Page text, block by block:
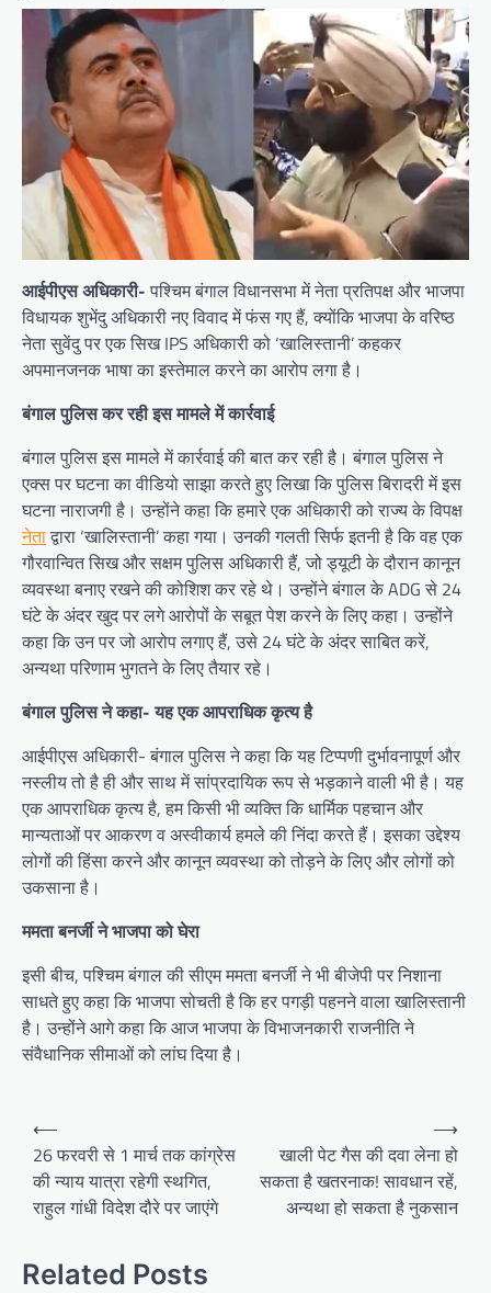
आईपीएस अधिकारी-पश्चिम बंगाल विधानसभा में नेता प्रतिपक्ष और भाजपा
विधायक शुभेंदु अधिकारी नए विवाद में फंस गए हैं, क्योंकि भाजपा के वरिष्ठ
नेता सुवेंदु पर एक सिख IPS अधिकारी को ‘खालिस्तानी’ कहकर
अपमानजनक भाषा का इस्तेमाल करने का आरोप लगा है।
बंगाल पुलिस कर रही इस मामले में कार्रवाई
बंगाल पुलिस इस मामले में कार्रवाई की बात कर रही है। बंगाल पुलिस ने
एक्स पर घटना का वीडियो साझा करते हुए लिखा कि पुलिस बिरादरी में इस
घटना नाराजगी है। उन्होंने कहा कि हमारे एक अधिकारी को राज्य के विपक्ष
नेताद्वारा ‘खालिस्तानी’ कहा गया। उनकी गलती सिर्फ इतनी है कि वह एक
गौरवान्वित सिख और सक्षम पुलिस अधिकारी हैं, जो ड्यूटी के दौरान कानून
व्यवस्था बनाए रखने की कोशिश कर रहे थे। उन्होंने बंगाल के ADG से 24
घंटे के अंदर खुद पर लगे आरोपों के सबूत पेश करने के लिए कहा। उन्होंने
कहा कि उन पर जो आरोप लगाए हैं, उसे 24 घंटे के अंदर साबित करें,
अन्यथा परिणाम भुगतने के लिए तैयार रहे।
बंगाल पुलिस ने कहा- यह एक आपराधिक कृत्य है
आईपीएस अधिकारी- बंगाल पुलिस ने कहा कि यह टिप्पणी दुर्भावनापूर्ण और
नस्लीय तो है ही और साथ में सांप्रदायिक रूप से भड़काने वाली भी है। यह
एक आपराधिक कृत्य है, हम किसी भी व्यक्ति कि धार्मिक पहचान और
मान्यताओं पर आकरण व अस्वीकार्य हमले की निंदा करते हैं। इसका उद्देश्य
लोगों की हिंसा करने और कानून व्यवस्था को तोड़ने के लिए और लोगों को
उकसाना है।
ममता बनर्जी ने भाजपा को घेरा
इसी बीच, पश्चिम बंगाल की सीएम ममता बनर्जी ने भी बीजेपी पर निशाना
साधते हुए कहा कि भाजपा सोचती है कि हर पगड़ी पहनने वाला खालिस्तानी
है। उन्होंने आगे कहा कि आज भाजपा के विभाजनकारी राजनीति ने
संवैधानिक सीमाओं को लांघ दिया है।
Post
navigation
⟵
26 फरवरी से 1 मार्च तक कांग्रेस
की न्याय यात्रा रहेगी स्थगित,
राहुल गांधी विदेश दौरे पर जाएंगे
खाली पेट गैस की दवा लेना हो
सकता है खतरनाक! सावधान रहें,
अन्यथा हो सकता है नुकसान
⟶
Related Posts